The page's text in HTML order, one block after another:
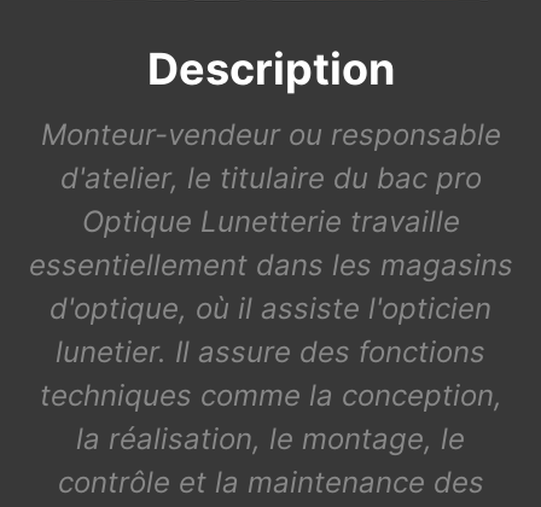
Description
Monteur-vendeur ou responsable
d'atelier, le titulaire du bac pro
Optique Lunetterie travaille
essentiellement dans les magasins
d'optique, où il assiste l'opticien
lunetier. Il assure des fonctions
techniques comme la conception,
la réalisation, le montage, le
contrôle et la maintenance des